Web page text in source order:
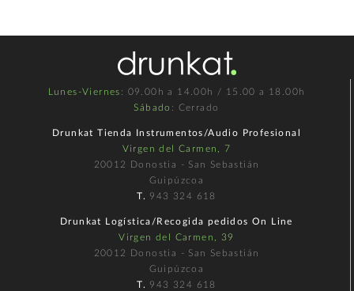
Lunes-Viernes : 09.00h a 14.00h / 15.00 a 18.00h
Sábado : Cerrado
Drunkat Tienda Instrumentos/Audio Profesional
Virgen del Carmen, 7
20012 Donostia - San Sebastián
Guipúzcoa
T. 943 324 618
Drunkat Logística/Recogida pedidos On Line
Virgen del Carmen, 39
20012 Donostia - San Sebastián
Guipúzcoa
T. 943 324 618